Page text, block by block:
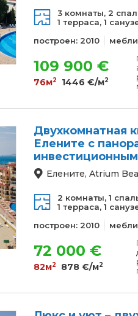
3 комнаты, 2
1 терраса, 1
построен: 2010
109 900 €
76м2 1446 €/м2
Двухкомнатная
Елените с
Елените, Atrium
2 комнаты, 1
1 терраса, 1
построен: 2010
72 000 €
82м2 878 €/м2